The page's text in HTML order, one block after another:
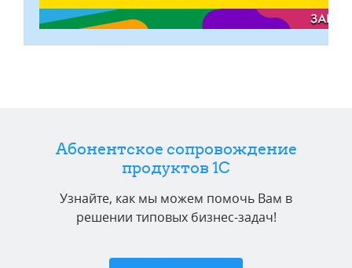
Абонентское сопровождение
продуктов 1C
Узнайте, как мы можем помочь Вам в
решении типовых бизнес-задач!